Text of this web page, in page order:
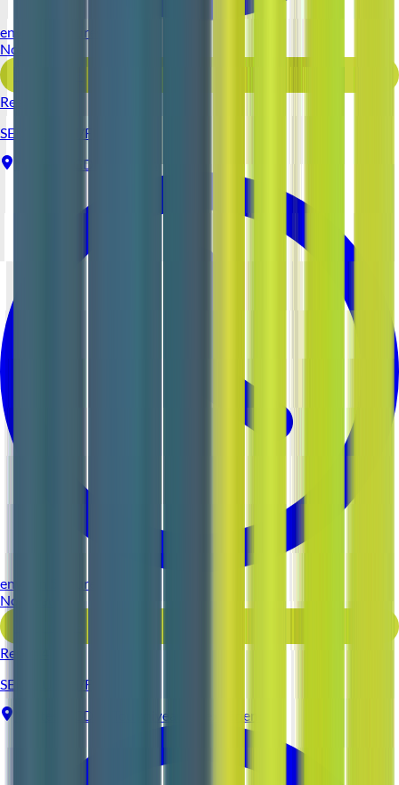
environ 5 heures
Nouveau
Reso 44
SERVEUR (H/F)
CDI
environ 5 heures
Nouveau
Reso 44
SERVEUR (H/F)
CDI Tous niveaux d'expérience